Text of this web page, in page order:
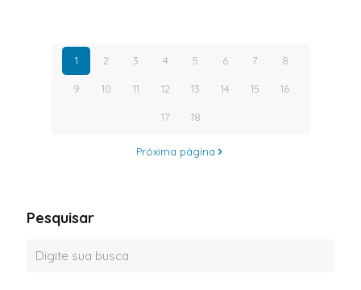
1 2 3 4 5 6 7 8
9 10 11 12 13 14 15 16
17 18
Próxima página
Pesquisar